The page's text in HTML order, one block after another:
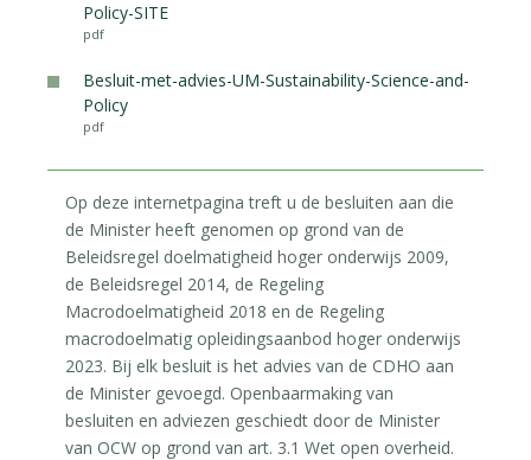
Policy-SITE
pdf
Besluit-met-advies-UM-Sustainability-Science-and-
Policy
pdf
Op deze internetpagina treft u de besluiten aan die
de Minister heeft genomen op grond van de
Beleidsregel doelmatigheid hoger onderwijs 2009,
de Beleidsregel 2014, de Regeling
Macrodoelmatigheid 2018 en de Regeling
macrodoelmatig opleidingsaanbod hoger onderwijs
2023. Bij elk besluit is het advies van de CDHO aan
de Minister gevoegd. Openbaarmaking van
besluiten en adviezen geschiedt door de Minister
van OCW op grond van art. 3.1 Wet open overheid.